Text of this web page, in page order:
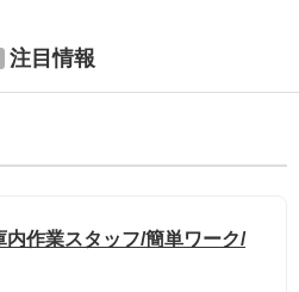
注目情報
内作業スタッフ/簡単ワーク/